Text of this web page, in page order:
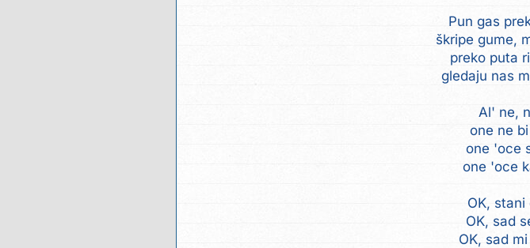
Pun gas
škripe gume,
preko puta
gledaju nas
Al' ne,
one ne
one 'oce
one 'oce
OK, stani
OK, sad
OK, sad